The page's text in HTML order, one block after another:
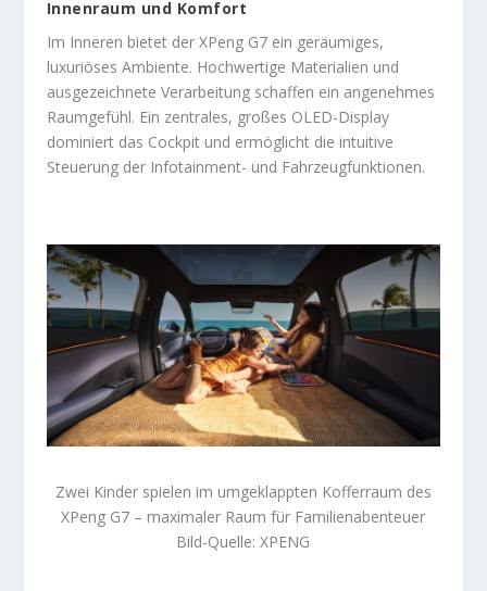
Innenraum und Komfort
Im Inneren bietet der XPeng G7 ein geräumiges,
luxuriöses Ambiente. Hochwertige Materialien und
ausgezeichnete Verarbeitung schaffen ein angenehmes
Raumgefühl. Ein zentrales, großes OLED-Display
dominiert das Cockpit und ermöglicht die intuitive
Steuerung der Infotainment- und Fahrzeugfunktionen.
Zwei Kinder spielen im umgeklappten Kofferraum des
XPeng G7 – maximaler Raum für Familienabenteuer
Bild-Quelle: XPENG